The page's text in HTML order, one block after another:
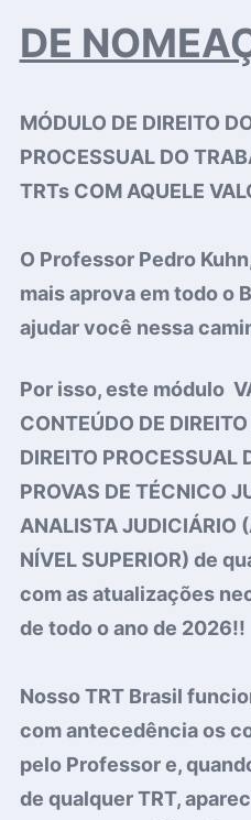
DE
MÓDULO DE DIREITO
PROCESSUAL DO
TRTs COM AQUELE
O Professor Pedro
mais aprova em todo o
ajudar você nessa
Por isso, este módulo
CONTEÚDO DE
DIREITO PROCESSUAL
PROVAS DE TÉCNICO
ANALISTA JUDICIÁRIO
NÍVEL SUPERIOR) de
com as atualizações
de todo o ano de 2026!!
Nosso TRT Brasil
com antecedência os
pelo Professor e,
de qualquer TRT,